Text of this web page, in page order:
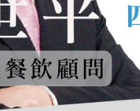
以商務與宴會為主，展
放鬆。成就客人的需求，客